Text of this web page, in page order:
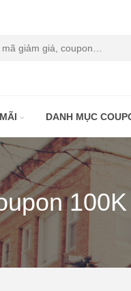
DANH MỤC